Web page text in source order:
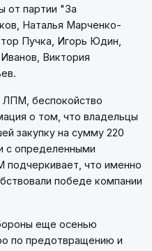
от партии "За
Наталья Марченко-
Пучка, Игорь Юдин,
Виктория
беспокойство
о том, что владельцы
закупку на сумму 220
с определенными
подчеркивает, что именно
победе компании
еще осенью
по предотвращению и